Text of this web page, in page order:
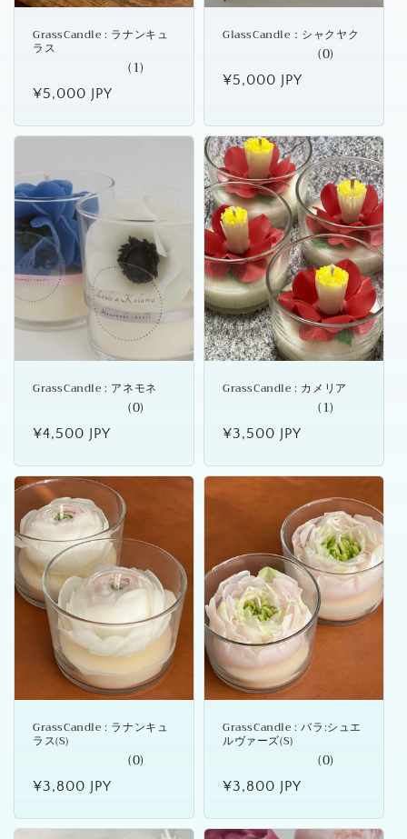
GrassCandle : ラナンキュ
ラス
(1)
通
価
¥5,000 JPY
GlassCandle：シャクヤク
(0)
通
価
格
¥5,000 JPY
GrassCandle : アネモネ
(0)
通
価
格
¥4,500 JPY
GrassCandle : カメリア
(1)
通
価
¥3,500 JPY
GrassCandle : ラナンキュ
ラス(S)
(0)
通
価
¥3,800 JPY
GrassCandle : バラ:シュエ
ルヴァーズ(S)
(0)
通
価
¥3,800 JPY